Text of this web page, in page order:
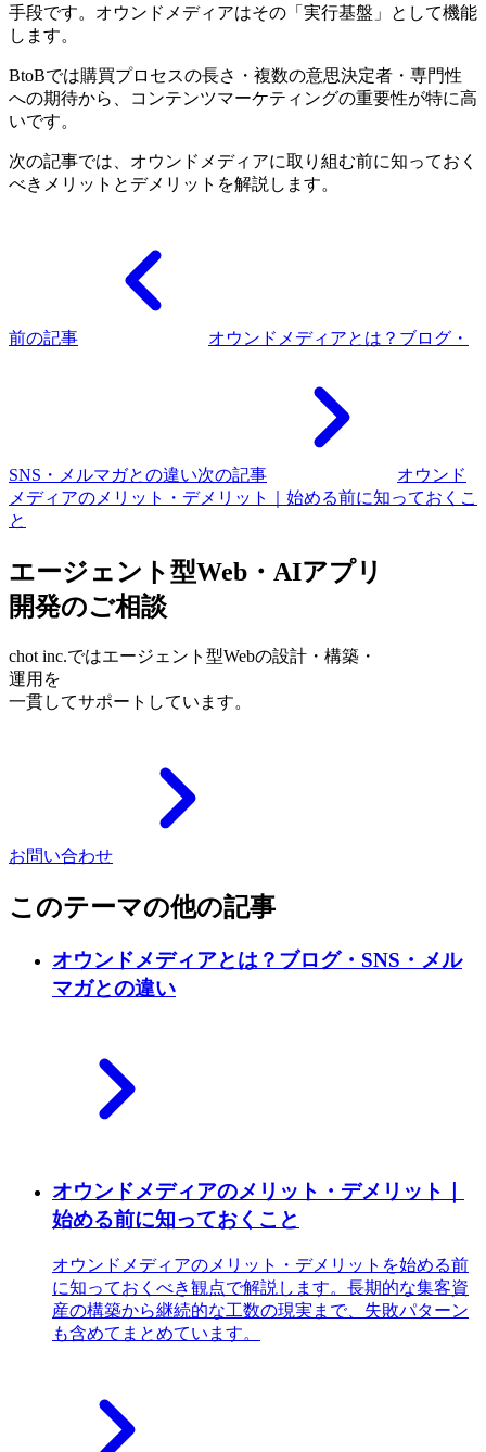
手段です。オウンドメディアはその「実行基盤」として機能
します。
BtoBでは購買プロセスの長さ・複数の意思決定者・専門性
への期待から、コンテンツマーケティングの重要性が特に高
いです。
次の記事では、オウンドメディアに取り組む前に知っておく
べきメリットとデメリットを解説します。
前の記事 オウンドメディアとは？ブログ・
SNS・メルマガとの違い次の記事
オウンド
メディアのメリット・デメリット｜始める前に知っておくこ
と
エージェント型Web・AIアプリ
開発のご相談
chot inc.ではエージェント型Webの設計・構築・
運用を
一貫してサポートしています。
お問い合わせ
このテーマの他の記事
オウンドメディアとは？ブログ・SNS・メル
マガとの違い
オウンドメディアのメリット・デメリット｜
始める前に知っておくこと
オウンドメディアのメリット・デメリットを始める前
に知っておくべき観点で解説します。長期的な集客資
産の構築から継続的な工数の現実まで、失敗パターン
も含めてまとめています。